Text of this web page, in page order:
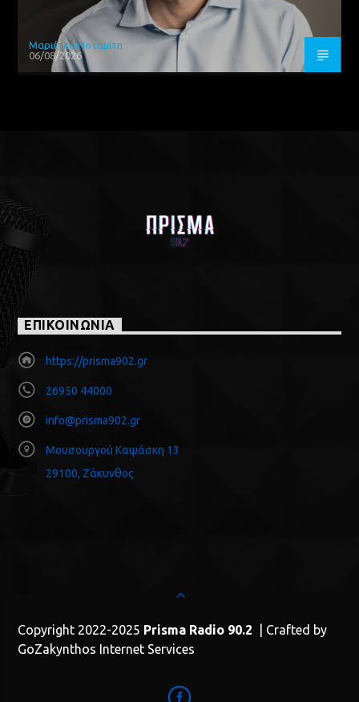
Μαριέττα Ποταμίτη
06/08/2026
ΕΠΙΚΟΙΝΩΝΙΑ
https://prisma902.gr
26950 44000
info@prisma902.gr
Μουσουργού Καψάσκη 13
29100, Ζάκυνθος
Copyright 2022-2025 Prisma Radio 90.2 | Crafted by
GoZakynthos Internet Services